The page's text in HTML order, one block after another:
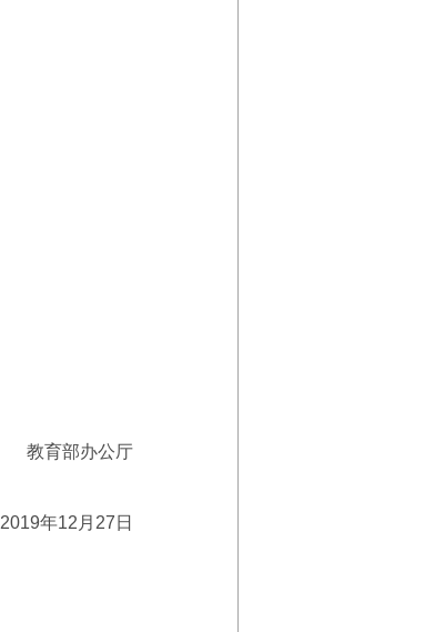
教育部办公厅
2019年12月27日